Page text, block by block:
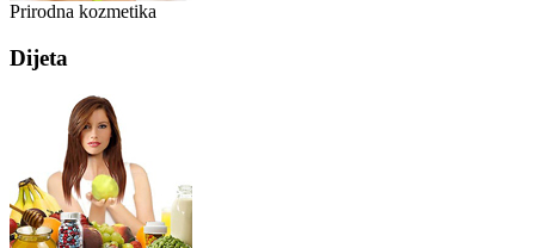
Prirodna kozmetika
Dijeta